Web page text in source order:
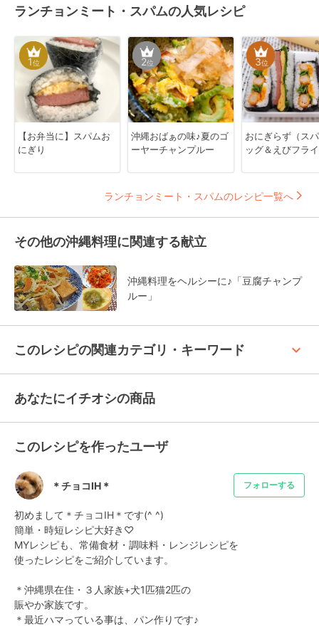
ランチョンミート・スパムの人気レシピ
1位
【お弁当に】スパムお
にぎり
2位
沖縄おばぁの味♪夏のゴ
ーヤーチャンプルー
3位
おにぎらず（ス
ッグ＆えびフラ
ランチョンミート・スパムのレシピ一覧へ
その他の沖縄料理に関連する献立
沖縄料理をヘルシーに♪「豆腐チャンプ
ルー」
このレシピの関連カテゴリ・キーワード keyboard_arrow_up
あなたにイチオシの商品
このレシピを作ったユーザ
＊チョコIH＊ フォローする
初めまして＊チョコIH＊です(^ ^)
簡単・時短レシピ大好き♡
MYレシピも、常備食材・調味料・レンジレシピを
使ったレシピをご紹介しています。
＊沖縄県在住・３人家族+犬1匹猫2匹の
賑やか家族です。
＊最近ハマっている事は、パン作りです♪